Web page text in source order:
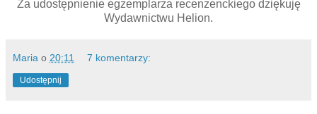
Za udostępnienie egzemplarza recenzenckiego dziękuję
Wydawnictwu Helion.
Maria o 20:11 7 komentarzy:
Udostępnij